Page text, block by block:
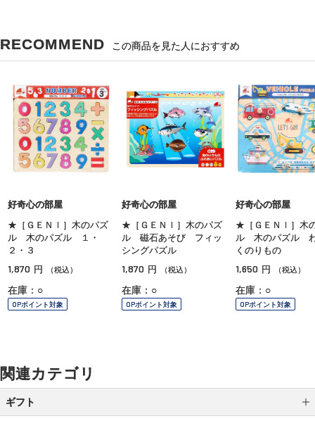
RECOMMEND この商品を見た人におすすめ
好奇心の部屋
★［ＧＥＮＩ］木のパズ
ル 木のパズル １・
２・３
1,870 円 （税込）
在庫：○
OPポイント対象
好奇心の部屋
★［ＧＥＮＩ］木のパズ
ル 磁石あそび フィッ
シングパズル
1,870 円 （税込）
在庫：○
OPポイント対象
好奇心の部屋
★［ＧＥＮＩ］木
ル 木のパズル
くのりもの
1,650 円 （税込）
在庫：○
OPポイント対象
関連カテゴリ
ギフト